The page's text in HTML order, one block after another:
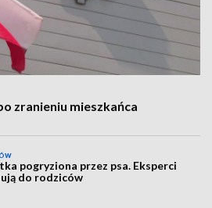
zranieniu mieszkańca
pogryziona przez psa. Eksperci
do rodziców